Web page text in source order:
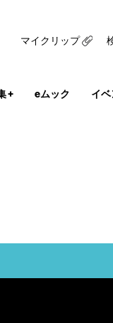
+ eムック イベ
マイクリップ